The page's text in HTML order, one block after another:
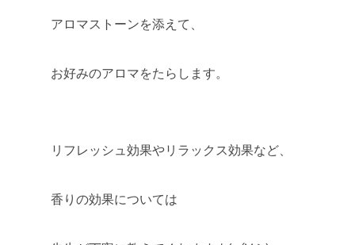
アロマストーンを添えて、
お好みのアロマをたらします。
リフレッシュ効果やリラックス効果など、
香りの効果については